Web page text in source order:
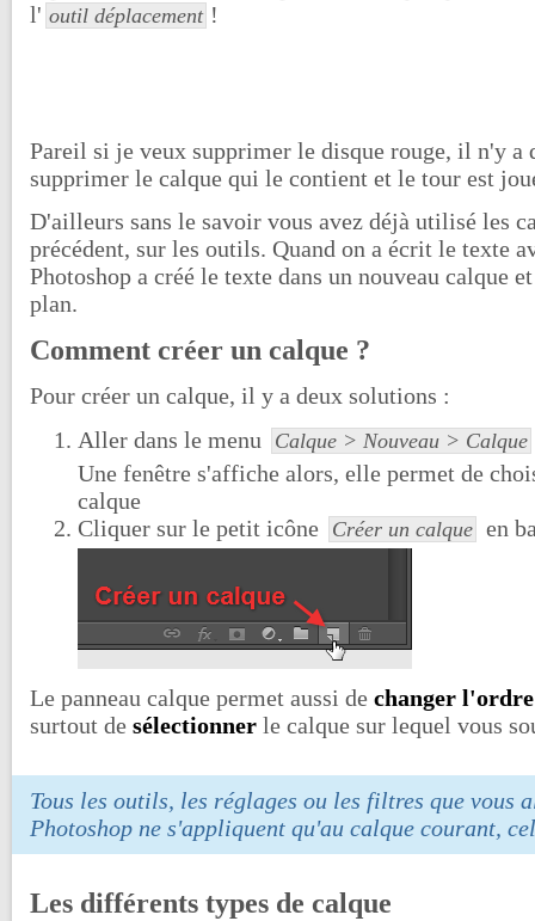
l' outil déplacement !
Pareil si je veux supprimer le disque rouge, il n'y a
supprimer le calque qui le contient et le tour est
D'ailleurs sans le savoir vous avez déjà utilisé les
précédent, sur les outils. Quand on a écrit le texte
Photoshop a créé le texte dans un nouveau calque
plan.
Comment créer un calque ?
Pour créer un calque, il y a deux solutions :
Aller dans le menu
Calque > Nouveau > Calque
Une fenêtre s'affiche alors, elle permet de
calque
Cliquer sur le petit icône Créer un calque en
Le panneau calque permet aussi de changer l'ordre
surtout de sélectionner le calque sur lequel vous
Tous les outils, les réglages ou les filtres que vous
Photoshop ne s'appliquent qu'au calque courant,
Les différents types de calque